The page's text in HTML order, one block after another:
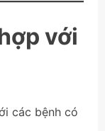
với
các bệnh có